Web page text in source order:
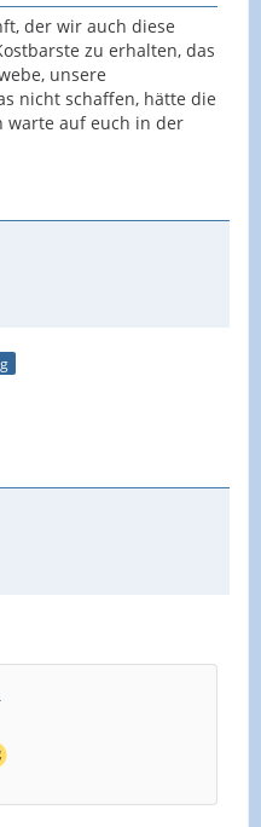
der wir auch diese
zu erhalten, das
unsere
nicht schaffen, hätte die
warte auf euch in der